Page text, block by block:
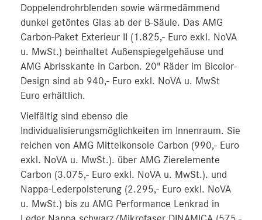
Doppelendrohrblenden sowie wärmedämmend
dunkel getöntes Glas ab der B-Säule. Das AMG
Carbon-Paket Exterieur II (1.825,- Euro exkl. NoVA
u. MwSt.) beinhaltet Außenspiegelgehäuse und
AMG Abrisskante in Carbon. 20" Räder im Bicolor-
Design sind ab 940,- Euro exkl. NoVA u. MwSt
Euro erhältlich.
Vielfältig sind ebenso die
Individualisierungsmöglichkeiten im Innenraum. Sie
reichen von AMG Mittelkonsole Carbon (990,- Euro
exkl. NoVA u. MwSt.). über AMG Zierelemente
Carbon (3.075,- Euro exkl. NoVA u. MwSt.). und
Nappa-Lederpolsterung (2.295,- Euro exkl. NoVA
u. MwSt.) bis zu AMG Performance Lenkrad in